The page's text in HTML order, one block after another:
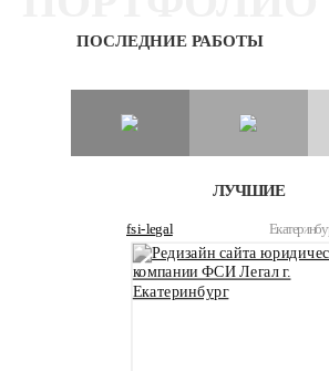
ПОСЛЕДНИЕ РАБОТЫ
ЛУЧШИЕ
fsi-legal